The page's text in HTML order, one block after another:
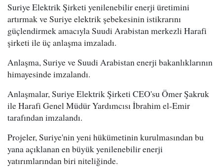
Suriye Elektrik Şirketi yenilenebilir enerji üretimini
artırmak ve Suriye elektrik şebekesinin istikrarını
güçlendirmek amacıyla Suudi Arabistan merkezli Harafi
şirketi ile üç anlaşma imzaladı.
Anlaşma, Suriye ve Suudi Arabistan enerji bakanlıklarının
himayesinde imzalandı.
Anlaşmalar, Suriye Elektrik Şirketi CEO'su Ömer Şakruk
ile Harafi Genel Müdür Yardımcısı İbrahim el-Emir
tarafından imzalandı.
Projeler, Suriye'nin yeni hükümetinin kurulmasından bu
yana açıklanan en büyük yenilenebilir enerji
yatırımlarından biri niteliğinde.